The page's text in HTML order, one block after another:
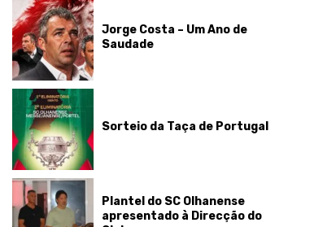
Jorge Costa – Um Ano de
Saudade
Sorteio da Taça de Portugal
Plantel do SC Olhanense
apresentado à Direcção do